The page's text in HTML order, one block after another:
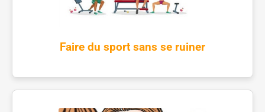
Faire du sport sans se ruiner